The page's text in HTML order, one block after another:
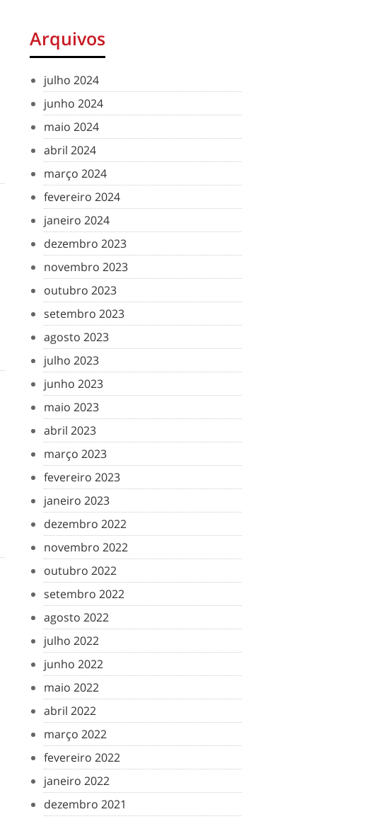
Arquivos
julho 2024
junho 2024
maio 2024
abril 2024
março 2024
fevereiro 2024
janeiro 2024
dezembro 2023
novembro 2023
outubro 2023
setembro 2023
agosto 2023
julho 2023
junho 2023
maio 2023
abril 2023
março 2023
fevereiro 2023
janeiro 2023
dezembro 2022
novembro 2022
outubro 2022
setembro 2022
agosto 2022
julho 2022
junho 2022
maio 2022
abril 2022
março 2022
fevereiro 2022
janeiro 2022
dezembro 2021